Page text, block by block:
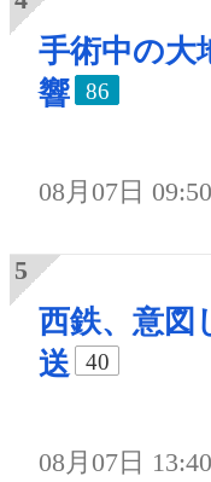
手術中の大
響
86
08月07日 09:50
西鉄、意図
送
40
08月07日 13:40